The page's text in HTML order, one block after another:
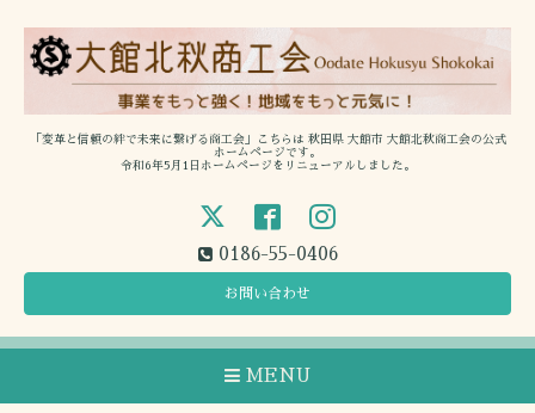
「変革と信頼の絆で未来に繋げる商工会」こちらは 秋田県 大館市 大館北秋商工会の公式
ホームページです。
令和6年5月1日ホームページをリニューアルしました。
0186-55-0406
お問い合わせ
MENU